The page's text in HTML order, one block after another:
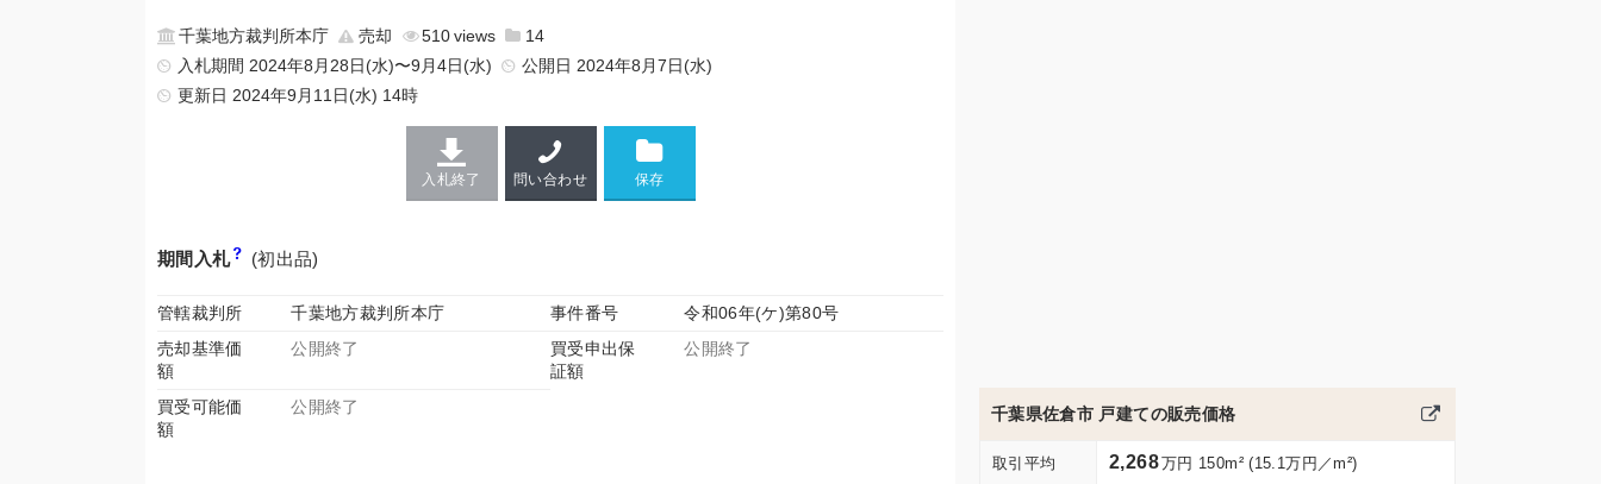
千葉地方裁判所本庁 売却 510
14
入札期間 2024年8月28日(水)〜9月4日(水)
公開日 2024年8月7日(水)
更新日 2024年9月11日(水) 14時
入札終了 問い合わせ
期間入札 (初出品)
管轄裁判所 千葉地方裁判所本庁 事件番号
令和06年(ケ)第80号
売却基準価
額
公開終了
買受申出保
証額
公開終了
買受可能価
額
公開終了 千葉県佐倉市 戸建ての販売価格
取引平均 2,268万円 150m² (15.1万円／m²)